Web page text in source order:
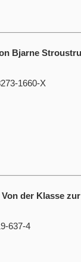
Bjarne
1660-X
der Klasse
637-4